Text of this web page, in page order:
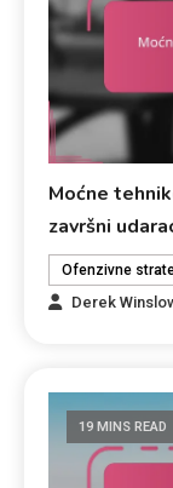
Moćne
završni
Ofenzivne
Derek
19 MINS READ